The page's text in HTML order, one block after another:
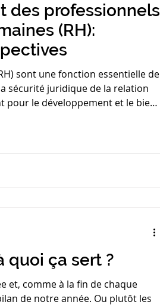
des professionnels
(RH):
sont une fonction essentielle de
sécurité juridique de la relation
pour le développement et le bien-
quoi ça sert ?
et, comme à la fin de chaque
de notre année. Ou plutôt les